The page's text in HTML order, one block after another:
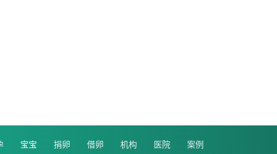
宝宝 捐卵 借卵 机构 医院 案例